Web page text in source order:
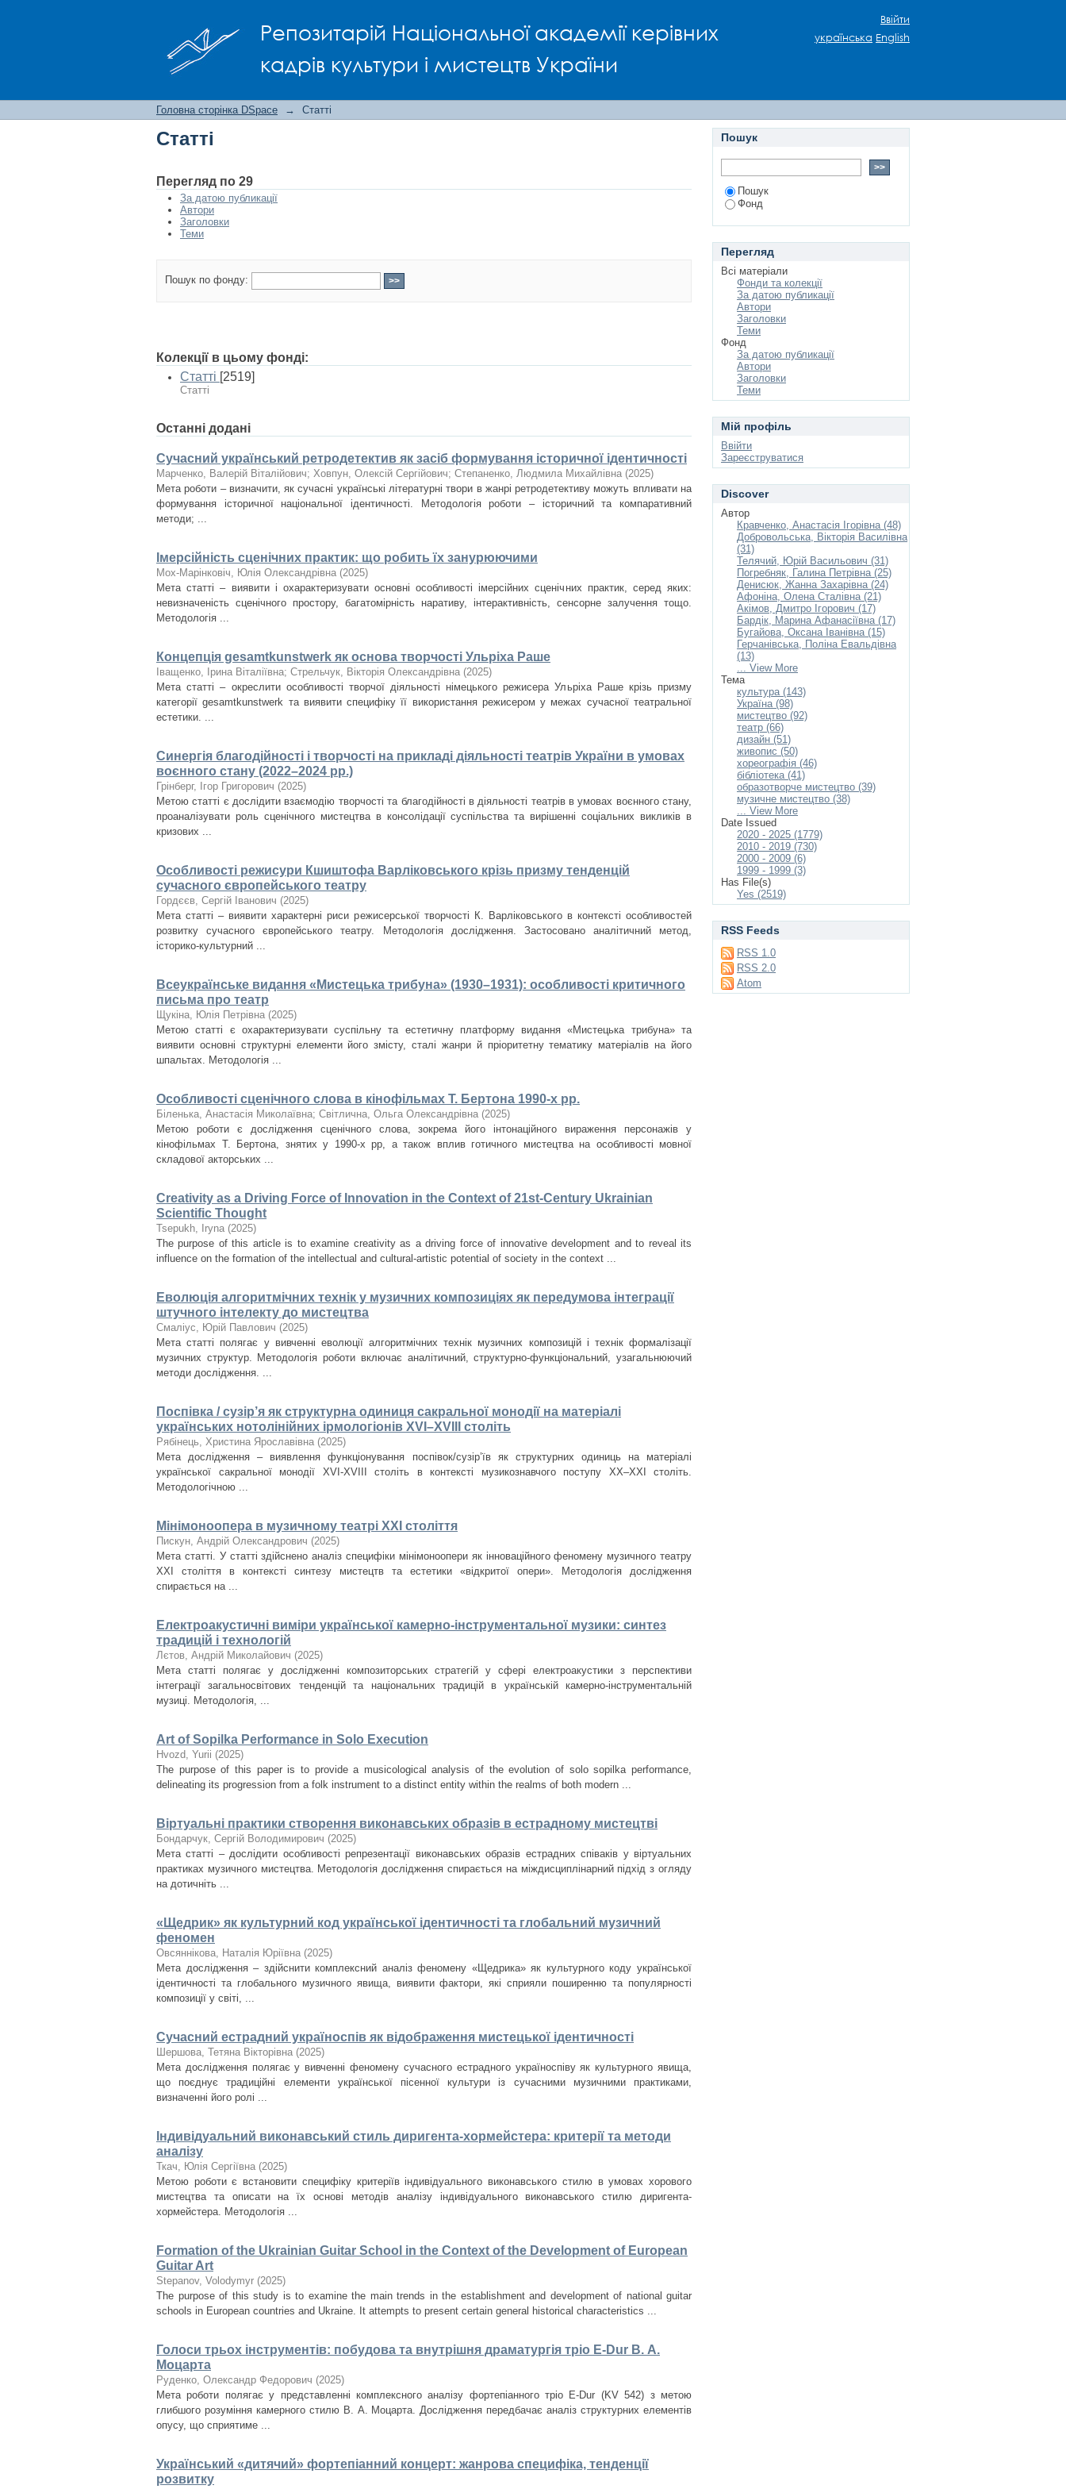
Репозитарій Національної академії керівних
кадрів культури і мистецтв України
Ввійти
українська English
Головна сторінка DSpace → Статті
Статті
Перегляд по 29
За датою публикації
Автори
Заголовки
Теми
Пошук по фонду:
Колекції в цьому фонді:
Статті [2519]
Статті
Останні додані
Сучасний український ретродетектив як засіб формування історичної ідентичності
Марченко, Валерій Віталійович; Ховпун, Олексій Сергійович; Степаненко, Людмила Михайлівна (2025)
Мета роботи – визначити, як сучасні українські літературні твори в жанрі ретродетективу можуть впливати на
формування історичної національної ідентичності. Методологія роботи – історичний та компаративний
методи; ...
Імерсійність сценічних практик: що робить їх занурюючими
Мох-Марінковіч, Юлія Олександрівна (2025)
Мета статті – виявити і охарактеризувати основні особливості імерсійних сценічних практик, серед яких:
невизначеність сценічного простору, багатомірність наративу, інтерактивність, сенсорне залучення тощо.
Методологія ...
Концепція gesamtkunstwerk як основа творчості Ульріха Раше
Іващенко, Ірина Віталіївна; Стрельчук, Вікторія Олександрівна (2025)
Мета статті – окреслити особливості творчої діяльності німецького режисера Ульріха Раше крізь призму
категорії gesamtkunstwerk та виявити специфіку її використання режисером у межах сучасної театральної
естетики. ...
Синергія благодійності і творчості на прикладі діяльності театрів України в умовах
воєнного стану (2022–2024 рр.)
Грінберг, Ігор Григорович (2025)
Метою статті є дослідити взаємодію творчості та благодійності в діяльності театрів в умовах воєнного стану,
проаналізувати роль сценічного мистецтва в консолідації суспільства та вирішенні соціальних викликів в
кризових ...
Особливості режисури Кшиштофа Варліковського крізь призму тенденцій
сучасного європейського театру
Гордєєв, Сергій Іванович (2025)
Мета статті – виявити характерні риси режисерської творчості К. Варліковського в контексті особливостей
розвитку сучасного європейського театру. Методологія дослідження. Застосовано аналітичний метод,
історико-культурний ...
Всеукраїнське видання «Мистецька трибуна» (1930–1931): особливості критичного
письма про театр
Щукіна, Юлія Петрівна (2025)
Метою статті є охарактеризувати суспільну та естетичну платформу видання «Мистецька трибуна» та
виявити основні структурні елементи його змісту, сталі жанри й пріоритетну тематику матеріалів на його
шпальтах. Методологія ...
Особливості сценічного слова в кінофільмах Т. Бертона 1990-х рр.
Біленька, Анастасія Миколаївна; Світлична, Ольга Олександрівна (2025)
Метою роботи є дослідження сценічного слова, зокрема його інтонаційного вираження персонажів у
кінофільмах Т. Бертона, знятих у 1990-х рр, а також вплив готичного мистецтва на особливості мовної
складової акторських ...
Creativity as a Driving Force of Innovation in the Context of 21st-Century Ukrainian
Scientific Thought
Tsepukh, Iryna (2025)
The purpose of this article is to examine creativity as a driving force of innovative development and to reveal its
influence on the formation of the intellectual and cultural-artistic potential of society in the context ...
Еволюція алгоритмічних технік у музичних композиціях як передумова інтеграції
штучного інтелекту до мистецтва
Смаліус, Юрій Павлович (2025)
Мета статті полягає у вивченні еволюції алгоритмічних технік музичних композицій і технік формалізації
музичних структур. Методологія роботи включає аналітичний, структурно-функціональний, узагальнюючий
методи дослідження. ...
Поспівка / сузір’я як структурна одиниця сакральної монодії на матеріалі
українських нотолінійних ірмологіонів XVI–XVIII століть
Рябінець, Христина Ярославівна (2025)
Мета дослідження – виявлення функціонування поспівок/сузір’їв як структурних одиниць на матеріалі
української сакральної монодії XVI-XVIII cтоліть в контексті музикознавчого поступу ХХ–ХХІ століть.
Методологічною ...
Мінімоноопера в музичному театрі ХХІ століття
Пискун, Андрій Олександрович (2025)
Мета статті. У статті здійснено аналіз специфіки мінімоноопери як інноваційного феномену музичного театру
ХХІ століття в контексті синтезу мистецтв та естетики «відкритої опери». Методологія дослідження
спирається на ...
Електроакустичні виміри української камерно-інструментальної музики: синтез
традицій і технологій
Лєтов, Андрій Миколайович (2025)
Мета статті полягає у дослідженні композиторських стратегій у сфері електроакустики з перспективи
інтеграції загальносвітових тенденцій та національних традицій в українській камерно-інструментальній
музиці. Методологія, ...
Art of Sopilka Performance in Solo Execution
Нvozd, Yurii (2025)
The purpose of this paper is to provide a musicological analysis of the evolution of solo sopilka performance,
delineating its progression from a folk instrument to a distinct entity within the realms of both modern ...
Віртуальні практики створення виконавських образів в естрадному мистецтві
Бондарчук, Сергій Володимирович (2025)
Мета статті – дослідити особливості репрезентації виконавських образів естрадних співаків у віртуальних
практиках музичного мистецтва. Методологія дослідження спирається на міждисциплінарний підхід з огляду
на дотичніть ...
«Щедрик» як культурний код української ідентичності та глобальний музичний
феномен
Овсяннікова, Наталія Юріївна (2025)
Мета дослідження – здійснити комплексний аналіз феномену «Щедрика» як культурного коду української
ідентичності та глобального музичного явища, виявити фактори, які сприяли поширенню та популярності
композиції у світі, ...
Сучасний естрадний україноспів як відображення мистецької ідентичності
Шершова, Тетяна Вікторівна (2025)
Мета дослідження полягає у вивченні феномену сучасного естрадного україноспіву як культурного явища,
що поєднує традиційні елементи української пісенної культури із сучасними музичними практиками,
визначенні його ролі ...
Індивідуальний виконавський стиль диригента-хормейстера: критерії та методи
аналізу
Ткач, Юлія Сергіївна (2025)
Метою роботи є встановити специфіку критеріїв індивідуального виконавського стилю в умовах хорового
мистецтва та описати на їх основі методів аналізу індивідуального виконавського стилю диригента-
хормейстера. Методологія ...
Formation of the Ukrainian Guitar School in the Context of the Development of European
Guitar Art
Stepanov, Volodymyr (2025)
The purpose of this study is to examine the main trends in the establishment and development of national guitar
schools in European countries and Ukraine. It attempts to present certain general historical characteristics ...
Голоси трьох інструментів: побудова та внутрішня драматургія тріо E-Dur В. А.
Моцарта
Руденко, Олександр Федорович (2025)
Мета роботи полягає у представленні комплексного аналізу фортепіанного тріо E-Dur (KV 542) з метою
глибшого розуміння камерного стилю В. А. Моцарта. Дослідження передбачає аналіз структурних елементів
опусу, що сприятиме ...
Український «дитячий» фортепіанний концерт: жанрова специфіка, тенденції
розвитку
Пошук
Пошук
Фонд
Перегляд
Всі матеріали
Фонди та колекції
За датою публикації
Автори
Заголовки
Теми
Фонд
За датою публикації
Автори
Заголовки
Теми
Мій профіль
Ввійти
Зареєструватися
Discover
Автор
Кравченко, Анастасія Ігорівна (48)
Добровольська, Вікторія Василівна
(31)
Телячий, Юрій Васильович (31)
Погребняк, Галина Петрівна (25)
Денисюк, Жанна Захарівна (24)
Афоніна, Олена Сталівна (21)
Акімов, Дмитро Ігорович (17)
Бардік, Марина Афанасіївна (17)
Бугайова, Оксана Іванівна (15)
Герчанівська, Поліна Евальдівна
(13)
... View More
Тема
культура (143)
Україна (98)
мистецтво (92)
театр (66)
дизайн (51)
живопис (50)
хореографія (46)
бібліотека (41)
образотворче мистецтво (39)
музичне мистецтво (38)
... View More
Date Issued
2020 - 2025 (1779)
2010 - 2019 (730)
2000 - 2009 (6)
1999 - 1999 (3)
Has File(s)
Yes (2519)
RSS Feeds
RSS 1.0
RSS 2.0
Atom